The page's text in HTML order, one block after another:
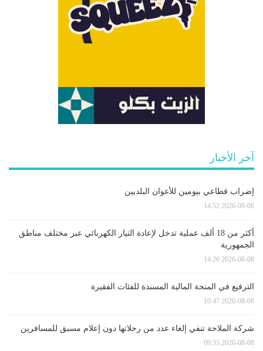
آخر الأخبار
إضراب قطاعي بيومين للأعوان البلديين
2026-08-08 14:52
أكثر من 18 ألف عملية تدخل لإعادة التيار الكهربائي عبر مختلف مناطق
الجمهورية
2026-08-08 14:26
الترفيع في المنحة المالية المسندة للفئات الفقيرة
2026-08-08 10:47
شركة الملاحة تنفي إلغاء عدد من رحلاتها دون إعلام مسبق للمسافرين
2026-08-08 09:35